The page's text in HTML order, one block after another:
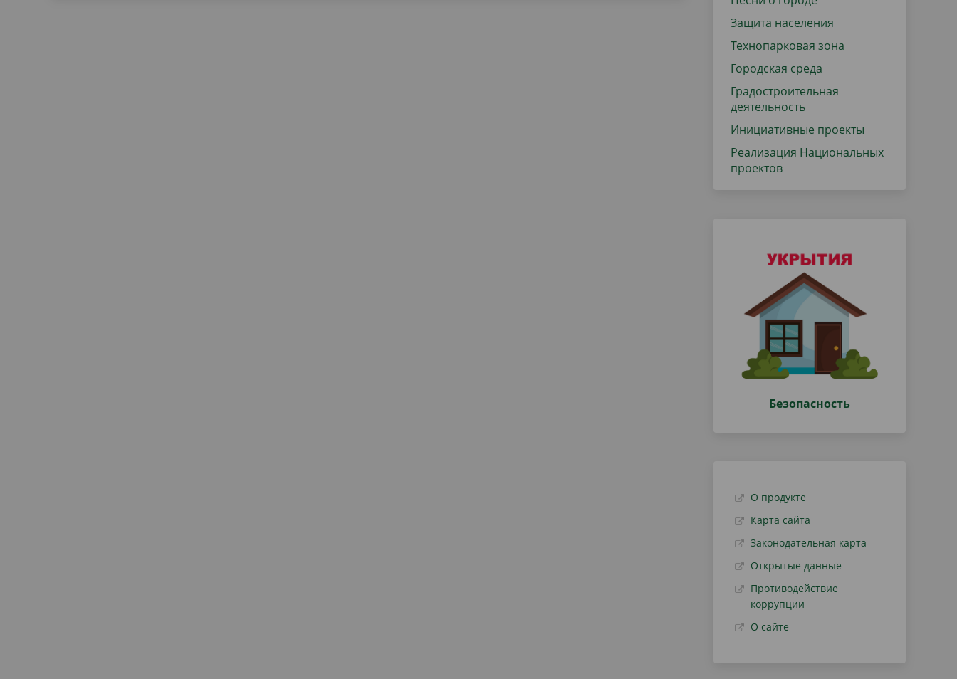
Защита населения
Технопарковая зона
Городская среда
Градостроительная
деятельность
Инициативные проекты
Реализация Национальных
проектов
Безопасность
О продукте
Карта сайта
Законодательная карта
Открытые данные
Противодействие
коррупции
О сайте